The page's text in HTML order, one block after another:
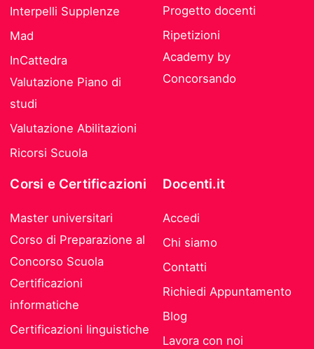
Interpelli Supplenze
Mad
InCattedra
Valutazione Piano di
studi
Valutazione Abilitazioni
Ricorsi Scuola
Progetto docenti
Ripetizioni
Academy by
Concorsando
Corsi e Certificazioni
Master universitari
Corso di Preparazione al
Concorso Scuola
Certificazioni
informatiche
Certificazioni linguistiche
Docenti.it
Accedi
Chi siamo
Contatti
Richiedi Appuntamento
Blog
Lavora con noi